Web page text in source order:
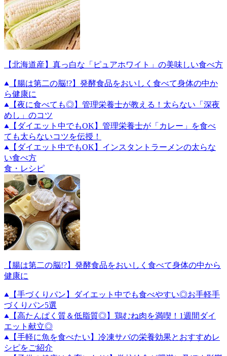
【北海道産】真っ白な「ピュアホワイト」の美味しい食べ方
【腸は第二の脳!?】発酵食品をおいしく食べて身体の中か
ら健康に
【夜に食べても◎】管理栄養士が教える！太らない「深夜
めし」のコツ
【ダイエット中でもOK】管理栄養士が「カレー」を食べ
ても太らないコツを伝授！
【ダイエット中でもOK】インスタントラーメンの太らな
い食べ方
食・レシピ
【腸は第二の脳!?】発酵食品をおいしく食べて身体の中から
健康に
【手づくりパン】ダイエット中でも食べやすい◎お手軽手
づくりパン5選
【高たんぱく質＆低脂質◎】鶏むね肉を満喫！1週間ダイ
エット献立◎
【手軽に魚を食べたい】冷凍サバの栄養効果とおすすめレ
シピをご紹介